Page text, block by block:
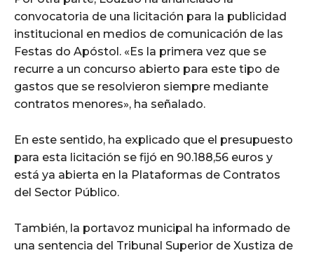
convocatoria de una licitación para la publicidad
institucional en medios de comunicación de las
Festas do Apóstol. «Es la primera vez que se
recurre a un concurso abierto para este tipo de
gastos que se resolvieron siempre mediante
contratos menores», ha señalado.
En este sentido, ha explicado que el presupuesto
para esta licitación se fijó en 90.188,56 euros y
está ya abierta en la Plataformas de Contratos
del Sector Público.
También, la portavoz municipal ha informado de
una sentencia del Tribunal Superior de Xustiza de